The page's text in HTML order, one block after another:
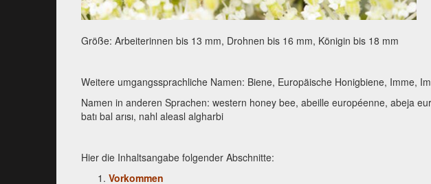
Größe: Arbeiterinnen bis 13 mm, Drohnen bis 16 mm, Königin bis 18 mm
Weitere umgangssprachliche Namen: Biene, Europäische Honigbiene, Imme,
Namen in anderen Sprachen: western honey bee, abeille européenne, abeja
batı bal arısı, nahl aleasl algharbi
Hier die Inhaltsangabe folgender Abschnitte:
Vorkommen